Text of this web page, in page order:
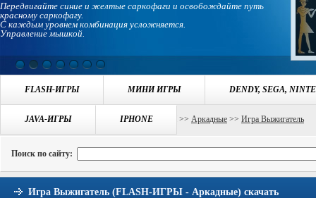
Передвигайте синие и желтые саркофаги и освобождайте путь
красному саркофагу.
С каждым уровнем комбинация усложняется.
Управление мышкой.
FLASH-ИГРЫ МИНИ ИГРЫ DENDY, SEGA,
JAVA-ИГРЫ IPHONE
Навигация:БАНК ИГР ИГРЫ FLASH-ИГРЫ >> Аркадные >> Игра Выжигатель
Поиск по сайту:
Игра Выжигатель (FLASH-ИГРЫ - Аркадные) скачать